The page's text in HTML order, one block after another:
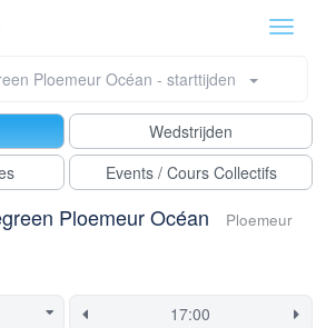
Ploemeur Océan - starttijden
Wedstrijden
Events / Cours Collectifs
Ploemeur Océan Ploemeur